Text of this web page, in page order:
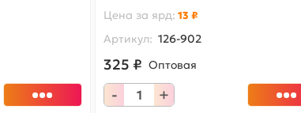
Цена за ярд: 13 ₽
Артикул: 126-902
325 ₽ Оптовая
- +